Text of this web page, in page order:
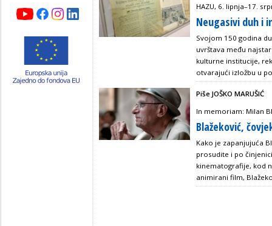
HAZU, 6. lipnja–17.
Neugasivi duh i
Svojom 150 godina
uvrštava među
kulturne institucije,
otvarajući izložbu u
Piše JOŠKO MARUŠIĆ
In memoriam: Milan
Blažeković,
Kako je zapanjujuća
prosudite i po
kinematografije, kod
animirani film,